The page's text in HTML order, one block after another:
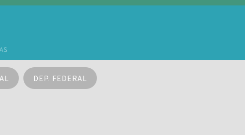
DEP. FEDERAL